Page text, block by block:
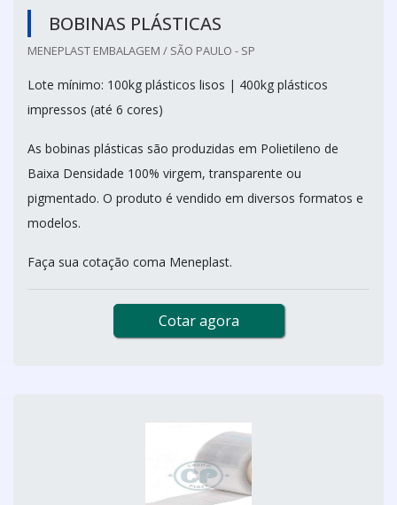
BOBINAS PLÁSTICAS
MENEPLAST EMBALAGEM / SÃO PAULO - SP
Lote mínimo: 100kg plásticos lisos | 400kg plásticos
impressos (até 6 cores)
As bobinas plásticas são produzidas em Polietileno de
Baixa Densidade 100% virgem, transparente ou
pigmentado. O produto é vendido em diversos formatos e
modelos.
Faça sua cotação coma Meneplast.
Cotar agora